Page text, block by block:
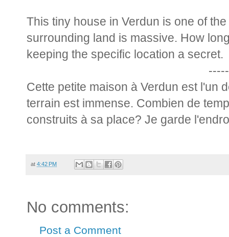
This tiny house in Verdun is one of
surrounding land is massive. How
keeping the specific location a secret.
Cette petite maison à Verdun est l'un
terrain est immense. Combien de
construits à sa place? Je garde
at 4:42 PM
No comments:
Post a Comment